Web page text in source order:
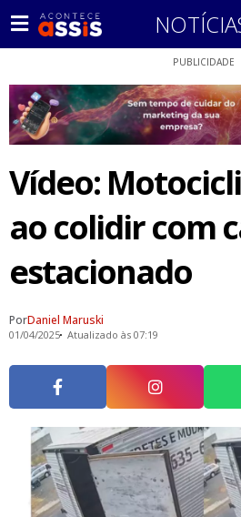
PUBLICIDADE
Vídeo:
ao colidir com
estacionado
PorDaniel Maruski
01/04/2025 Atualizado às 07:19